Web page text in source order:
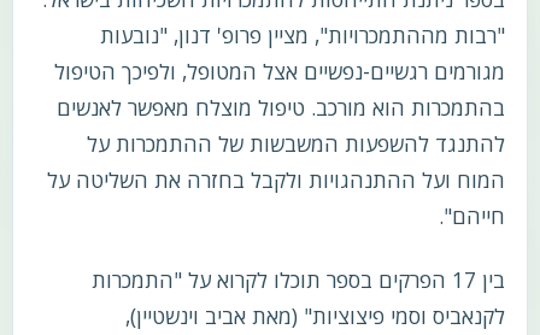
"רבות מההתמכרויות", מציין פרופ' דנון, "נובעות
מגורמים רגשיים-נפשיים אצל המטופל, ולפיכך הטיפול
בהתמכרות הוא מורכב. טיפול מוצלח מאפשר לאנשים
להתנגד להשפעות המשבשות של ההתמכרות על
המוח ועל ההתנהגויות ולקבל בחזרה את השליטה על
חייהם".
בין 17 הפרקים בספר תוכלו לקרוא על "התמכרות
לקנאביס וסמי פיצוציות" (מאת אביב וינשטיין),